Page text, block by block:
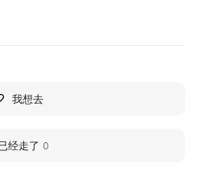
我想去
经走了 0